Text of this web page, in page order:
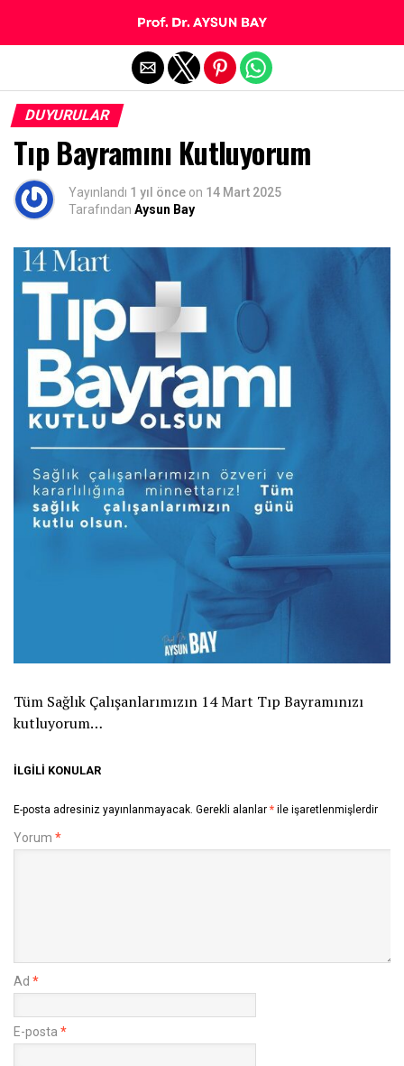
DUYURULAR
Tıp Bayramını Kutluyorum
Yayınlandı 1 yıl önce on 14 Mart 2025
Tarafından Aysun Bay
Tüm Sağlık Çalışanlarımızın 14 Mart Tıp Bayramınızı
kutluyorum…
İLGILI KONULAR
E-posta adresiniz yayınlanmayacak. Gerekli alanlar * ile işaretlenmişlerdir
Yorum *
Ad *
E-posta *
Exit mobile version